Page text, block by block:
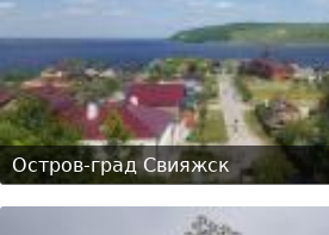
Остров-град Свияжск